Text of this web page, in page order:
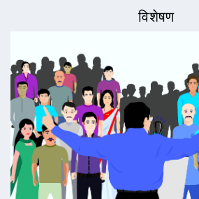
विशेषण